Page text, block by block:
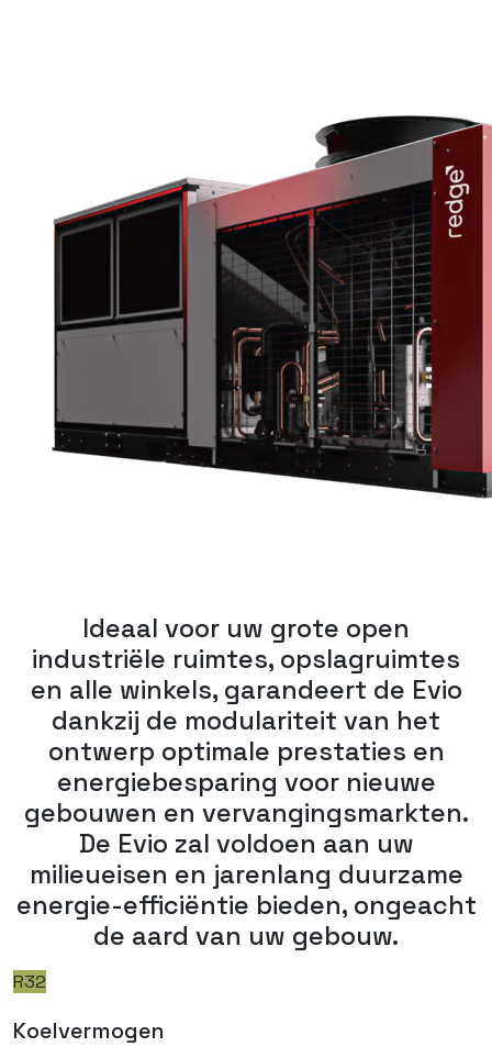
Ideaal voor uw grote open
industriële ruimtes, opslagruimtes
en alle winkels, garandeert de Evio
dankzij de modulariteit van het
ontwerp optimale prestaties en
energiebesparing voor nieuwe
gebouwen en vervangingsmarkten.
De Evio zal voldoen aan uw
milieueisen en jarenlang duurzame
energie-efficiëntie bieden, ongeacht
de aard van uw gebouw.
R32
Koelvermogen